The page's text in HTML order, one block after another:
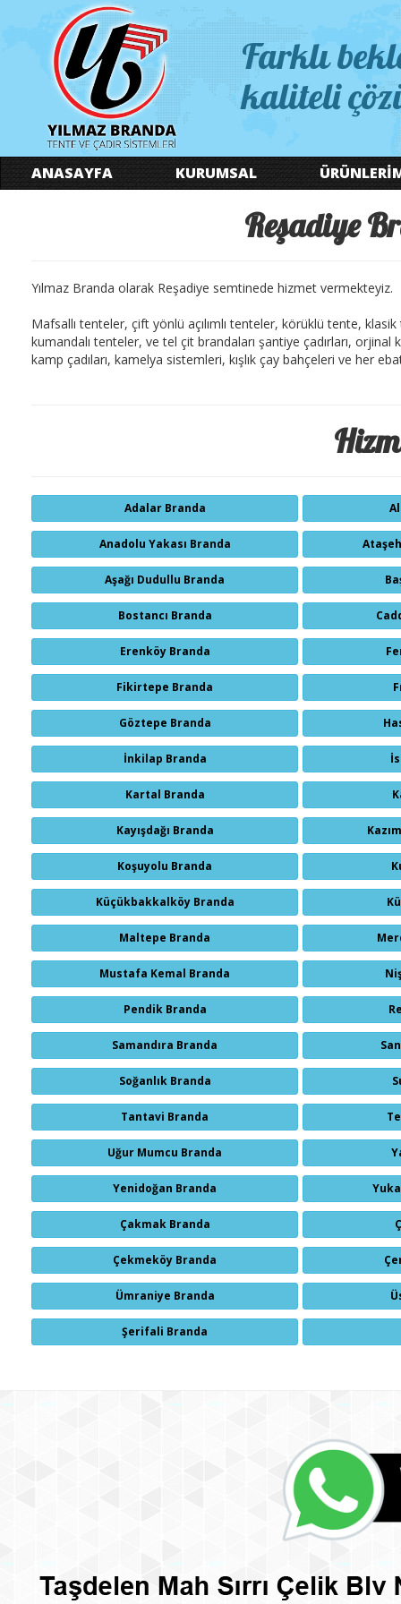
Farklı
kaliteli
ANASAYFA KURUMSAL
Reşadiye
Yılmaz Branda olarak Reşadiye semtinede hizmet vermekteyiz.
Mafsallı tenteler, çift yönlü açılımlı tenteler, körüklü tente,
kumandalı tenteler, ve tel çit brandaları şantiye çadırları,
kamp çadıları, kamelya sistemleri, kışlık çay bahçeleri ve her
Adalar Branda
Anadolu Yakası Branda
Aşağı Dudullu Branda
Bostancı Branda
Erenköy Branda
Fikirtepe Branda
Göztepe Branda
İnkilap Branda
Kartal Branda
Kayışdağı Branda
Koşuyolu Branda
Küçükbakkalköy Branda
Maltepe Branda
Mustafa Kemal Branda
Pendik Branda
Samandıra Branda
Soğanlık Branda
Tantavi Branda
Uğur Mumcu Branda
Yenidoğan Branda
Çakmak Branda
Çekmeköy Branda
Ümraniye Branda
Şerifali Branda